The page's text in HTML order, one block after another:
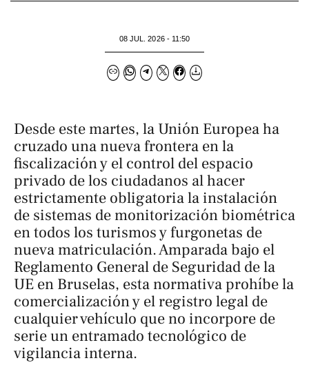
08 JUL. 2026 - 11:50
Desde este martes, la Unión Europea ha
cruzado una nueva frontera en la
fiscalización y el control del espacio
privado de los ciudadanos al hacer
estrictamente obligatoria la instalación
de sistemas de monitorización biométrica
en todos los turismos y furgonetas de
nueva matriculación. Amparada bajo el
Reglamento General de Seguridad de la
UE en Bruselas, esta normativa prohíbe la
comercialización y el registro legal de
cualquier vehículo que no incorpore de
serie un entramado tecnológico de
vigilancia interna.